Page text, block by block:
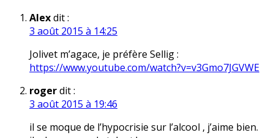
Alexdit :
3 août 2015 à 14:25
Jolivet m’agace, je préfère Sellig :
https://www.youtube.com/watch?v=v3Gmo7JGVWE
rogerdit :
3 août 2015 à 19:46
il se moque de l’hypocrisie sur l’alcool , j’aime bien.